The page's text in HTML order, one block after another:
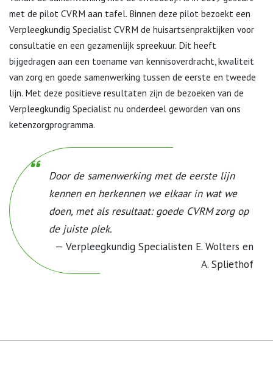
met de pilot CVRM aan tafel. Binnen deze pilot bezoekt een
Verpleegkundig Specialist CVRM de huisartsenpraktijken voor
consultatie en een gezamenlijk spreekuur. Dit heeft
bijgedragen aan een toename van kennisoverdracht, kwaliteit
van zorg en goede samenwerking tussen de eerste en tweede
lijn. Met deze positieve resultaten zijn de bezoeken van de
Verpleegkundig Specialist nu onderdeel geworden van ons
ketenzorgprogramma.
Door de samenwerking met de eerste lijn
kennen en herkennen we elkaar in wat we
doen, met als resultaat: goede CVRM zorg op
de juiste plek.
Verpleegkundig Specialisten E. Wolters en
A. Spliethof